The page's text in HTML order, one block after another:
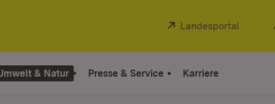
Extern:
Landesportal
& Natur Presse & Service Karriere